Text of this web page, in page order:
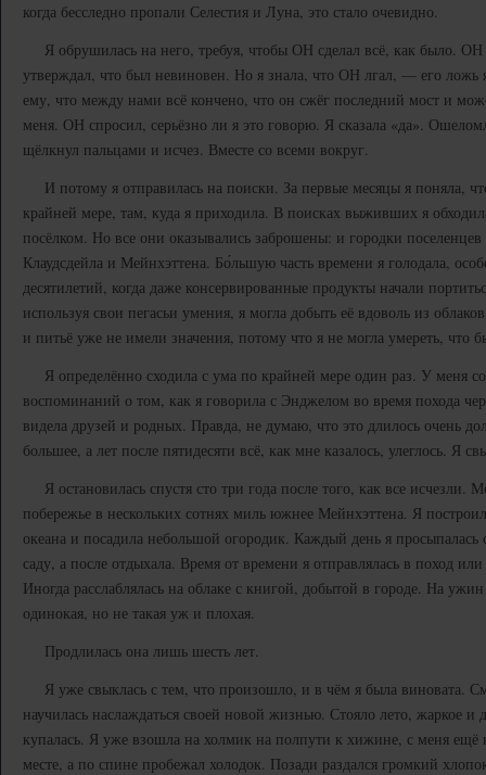
когда бесследно пропали Селестия и Луна, это стало очевидно.
Я обрушилась на него, требуя, чтобы ОН сделал всё, как было. ОН
утверждал, что был невиновен. Но я знала, что ОН лгал, — его ложь я
ему, что между нами всё кончено, что он сжёг последний мост и
меня. ОН спросил, серьёзно ли я это говорю. Я сказала «да».
щёлкнул пальцами и исчез. Вместе со всеми вокруг.
И потому я отправилась на поиски. За первые месяцы я поняла,
крайней мере, там, куда я приходила. В поисках выживших я
посёлком. Но все они оказывались заброшены: и городки
Клаудсдейла и Мейнхэттена. Бо́льшую часть времени я голодала,
десятилетий, когда даже консервированные продукты начали
используя свои пегасьи умения, я могла добыть её вдоволь из
и питьё уже не имели значения, потому что я не могла умереть, что
Я определённо сходила с ума по крайней мере один раз. У меня
воспоминаний о том, как я говорила с Энджелом во время похода
видела друзей и родных. Правда, не думаю, что это длилось очень
большее, а лет после пятидесяти всё, как мне казалось, улеглось. Я
Я остановилась спустя сто три года после того, как все исчезли.
побережье в нескольких сотнях миль южнее Мейнхэттена. Я
океана и посадила небольшой огородик. Каждый день я просыпалась
саду, а после отдыхала. Время от времени я отправлялась в поход
Иногда расслаблялась на облаке с книгой, добытой в городе. На
одинокая, но не такая уж и плохая.
Продлилась она лишь шесть лет.
Я уже свыклась с тем, что произошло, и в чём я была виновата.
научилась наслаждаться своей новой жизнью. Стояло лето, жаркое
купалась. Я уже взошла на холмик на полпути к хижине, с меня ещё
месте, а по спине пробежал холодок. Позади раздался громкий